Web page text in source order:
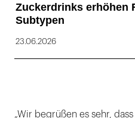
Zuckerdrinks erhöhen
Subtypen
23.06.2026
„Wir begrüßen es sehr,